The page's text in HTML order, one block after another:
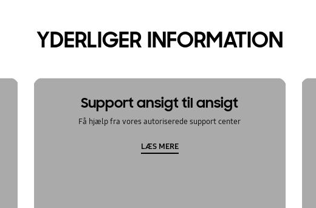
YDERLIGER INFORMATION
Support ansigt til ansigt
Få hjælp fra vores autoriserede support center
LÆS MERE